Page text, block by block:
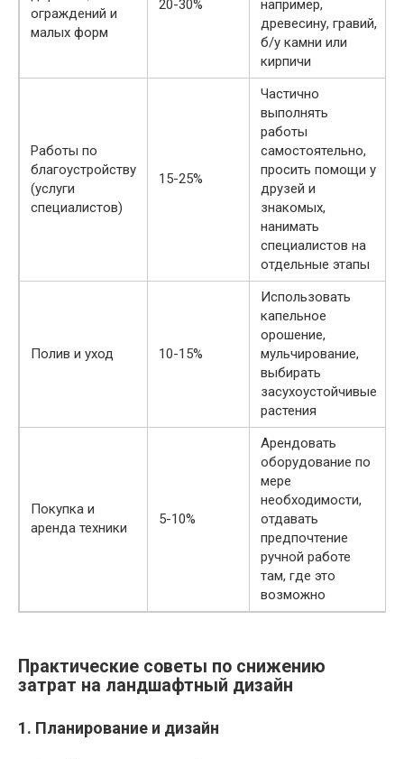
ограждений и
малых форм
20-30%
например,
древесину, гравий,
б/у камни или
кирпичи
Работы по
благоустройству
(услуги
специалистов)
15-25%
Частично
выполнять
работы
самостоятельно,
просить помощи у
друзей и
знакомых,
нанимать
специалистов на
отдельные этапы
Полив и уход 10-15%
Использовать
капельное
орошение,
мульчирование,
выбирать
засухоустойчивые
растения
Покупка и
аренда техники
5-10%
Арендовать
оборудование по
мере
необходимости,
отдавать
предпочтение
ручной работе
там, где это
возможно
Практические советы по снижению
затрат на ландшафтный дизайн
1. Планирование и дизайн